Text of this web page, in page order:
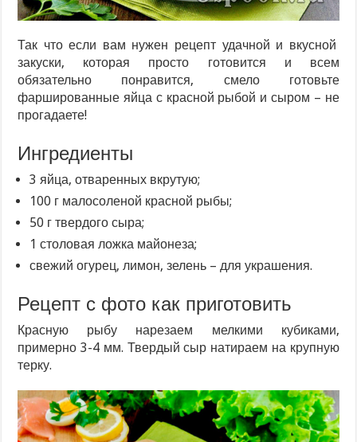
Так что если вам нужен рецепт удачной и вкусной
закуски, которая просто готовится и всем
обязательно понравится, смело готовьте
фаршированные яйца с красной рыбой и сыром – не
прогадаете!
Ингредиенты
3 яйца, отваренных вкрутую;
100 г малосоленой красной рыбы;
50 г твердого сыра;
1 столовая ложка майонеза;
свежий огурец, лимон, зелень – для украшения.
Рецепт с фото как приготовить
Красную рыбу нарезаем мелкими кубиками,
примерно 3-4 мм. Твердый сыр натираем на крупную
терку.